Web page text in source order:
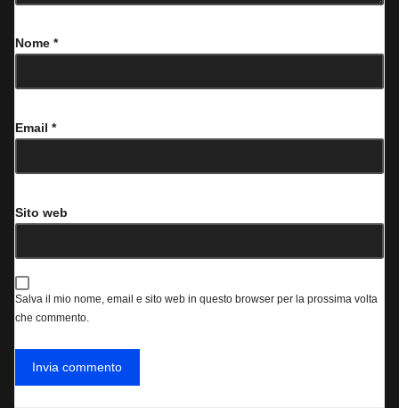
Nome *
Email *
Sito web
Salva il mio nome, email e sito web in questo browser per la prossima volta
che commento.